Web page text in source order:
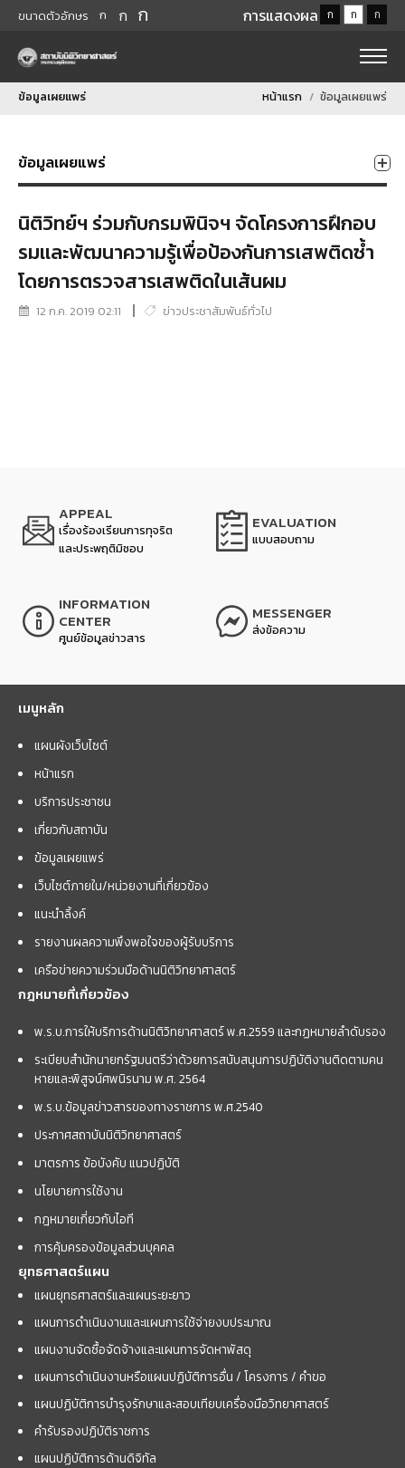
ขนาดตัวอักษร ก ก ก การแสดงผล ก ก ก
ข้อมูลเผยแพร่ หน้าแรก ข้อมูลเผยแพร่
ข้อมูลเผยแพร่
นิติวิทย์ฯ ร่วมกับกรมพินิจฯ จัดโครงการฝึกอบ
รมเเละพัฒนาความรู้เพื่อป้องกันการเสพติดซ้ำ
โดยการตรวจสารเสพติดในเส้นผม
12 ก.ค. 2019 02:11 ข่าวประชาสัมพันธ์ทั่วไป
APPEAL
เรื่องร้องเรียนการทุจริต
และประพฤติมิชอบ
EVALUATION
แบบสอบถาม
INFORMATION
CENTER
ศูนย์ข้อมูลข่าวสาร
MESSENGER
ส่งข้อความ
เมนูหลัก
แผนผังเว็บไซต์
หน้าแรก
บริการประชาชน
เกี่ยวกับสถาบัน
ข้อมูลเผยแพร่
เว็บไซต์ภายใน/หน่วยงานที่เกี่ยวข้อง
แนะนำลิ้งค์
รายงานผลความพึงพอใจของผู้รับบริการ
เครือข่ายความร่วมมือด้านนิติวิทยาศาสตร์
กฎหมายที่เกี่ยวข้อง
พ.ร.บ.การให้บริการด้านนิติวิทยาศาสตร์ พ.ศ.2559 และกฏหมายลำดับรอง
ระเบียบสำนักนายกรัฐมนตรีว่าด้วยการสนับสนุนการปฏิบัติงานติดตามคน
หายและพิสูจน์ศพนิรนาม พ.ศ. 2564
พ.ร.บ.ข้อมูลข่าวสารของทางราชการ พ.ศ.2540
ประกาศสถาบันนิติวิทยาศาสตร์
มาตรการ ข้อบังคับ แนวปฏิบัติ
นโยบายการใช้งาน
กฎหมายเกี่ยวกับไอที
การคุ้มครองข้อมูลส่วนบุคคล
ยุทธศาสตร์แผน
แผนยุทธศาสตร์และแผนระยะยาว
แผนการดำเนินงานและแผนการใช้จ่ายงบประมาณ
แผนงานจัดซื้อจัดจ้างและแผนการจัดหาพัสดุ
แผนการดำเนินงานหรือแผนปฏิบัติการอื่น / โครงการ / คำขอ
แผนปฏิบัติการบำรุงรักษาและสอบเทียบเครื่องมือวิทยาศาสตร์
คำรับรองปฏิบัติราชการ
แผนปฏิบัติการด้านดิจิทัล